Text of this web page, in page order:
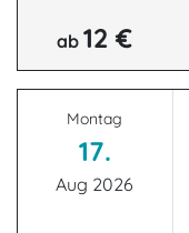
ab12 €
Montag
17.
Aug 2026